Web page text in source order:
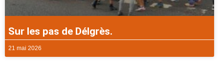
Sur les pas de Délgrès.
21 mai 2026